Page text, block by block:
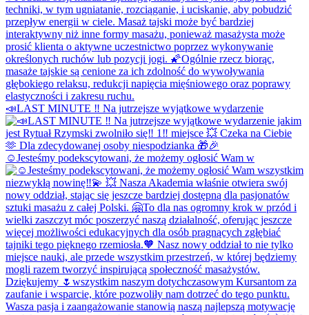
📣LAST MINUTE ‼️ Na jutrzejsze wyjątkowe wydarzenie
☺️Jesteśmy podekscytowani, że możemy ogłosić Wam w